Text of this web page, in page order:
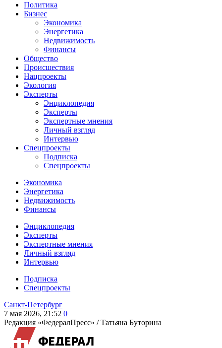
Политика
Бизнес
Экономика
Энергетика
Недвижимость
Финансы
Общество
Происшествия
Нацпроекты
Экология
Эксперты
Энциклопедия
Эксперты
Экспертные мнения
Личный взгляд
Интервью
Спецпроекты
Подписка
Спецпроекты
Экономика
Энергетика
Недвижимость
Финансы
Энциклопедия
Эксперты
Экспертные мнения
Личный взгляд
Интервью
Подписка
Спецпроекты
Санкт-Петербург
7 мая 2026, 21:52 0
Редакция «ФедералПресс» /Татьяна Буторина